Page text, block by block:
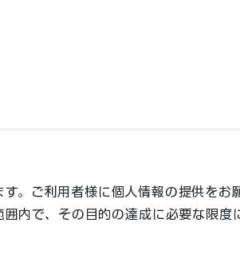
。ご利用者様に個人情報の提供をお
内で、その目的の達成に必要な限度